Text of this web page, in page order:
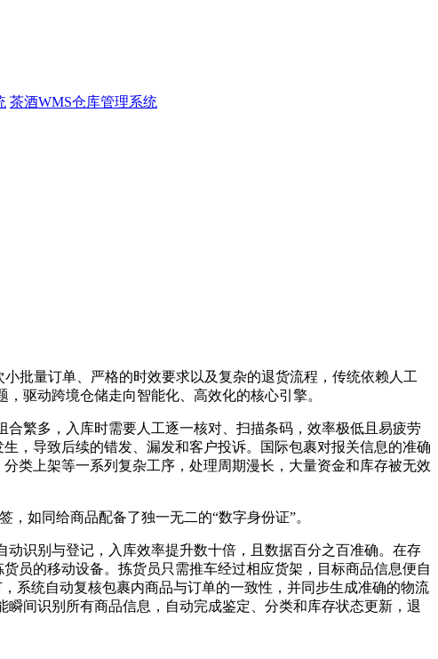
茶酒WMS仓库管理系统
批量订单、严格的时效要求以及复杂的退货流程，传统依赖人工
驱动跨境仓储走向智能化、高效化的核心引擎。
繁多，入库时需要人工逐一核对、扫描条码，效率极低且易疲劳
，导致后续的错发、漏发和客户投诉。国际包裹对报关信息的准确
类上架等一系列复杂工序，处理周期漫长，大量资金和库存被无效
如同给商品配备了独一无二的“数字身份证”。
识别与登记，入库效率提升数十倍，且数据百分之百准确。在存
员的移动设备。拣货员只需推车经过相应货架，目标商品信息便自
系统自动复核包裹内商品与订单的一致性，并同步生成准确的物流
间识别所有商品信息，自动完成鉴定、分类和库存状态更新，退